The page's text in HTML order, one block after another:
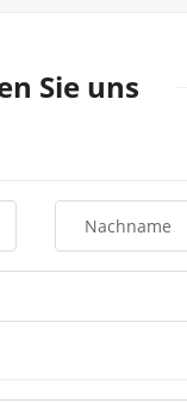
Sie uns
Nachname